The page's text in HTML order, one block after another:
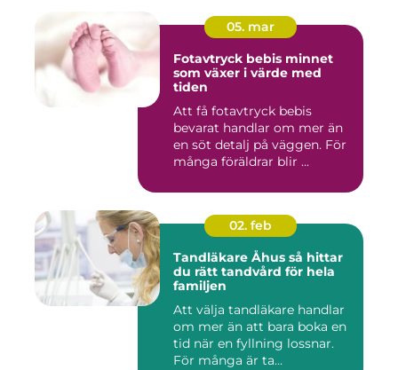
05. mar
Fotavtryck bebis minnet
som växer i värde med
tiden
Att få fotavtryck bebis
bevarat handlar om mer än
en söt detalj på väggen. För
många föräldrar blir ...
02. feb
Tandläkare Åhus så hittar
du rätt tandvård för hela
familjen
Att välja tandläkare handlar
om mer än att bara boka en
tid när en fyllning lossnar.
För många är ta...